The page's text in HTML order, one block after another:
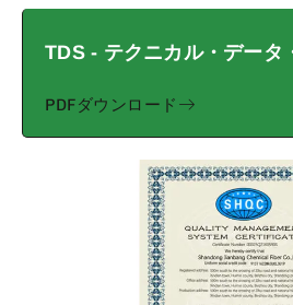
TDS - テクニカル・データ
PDFダウンロード